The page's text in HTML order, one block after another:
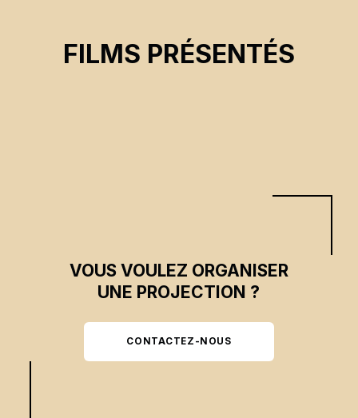
FILMS PRÉSENTÉS
KING'S COURT
Serville Poblete
VOUS VOULEZ ORGANISER
UNE PROJECTION ?
CONTACTEZ-NOUS